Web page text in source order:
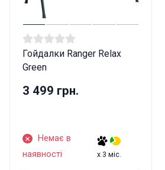
Гойдалки Ranger Relax
Green
3 499 грн.
Немає в
наявності
x 3 міс.